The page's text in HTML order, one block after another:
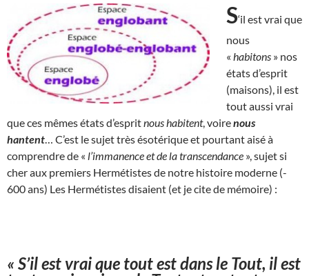
S‘il est vrai que
nous
« habitons » nos
états d’esprit
(maisons), il est
tout aussi vrai
que ces mêmes états d’espritnous habitent, voirenous
hantent … C’est le sujet très ésotérique et pourtant aisé à
comprendre de « l’immanence et de la transcendance », sujet si
cher aux premiers Hermétistes de notre histoire moderne (-
600 ans) Les Hermétistes disaient (et je cite de mémoire) :
« S’il est vrai que tout est dans le Tout, il est